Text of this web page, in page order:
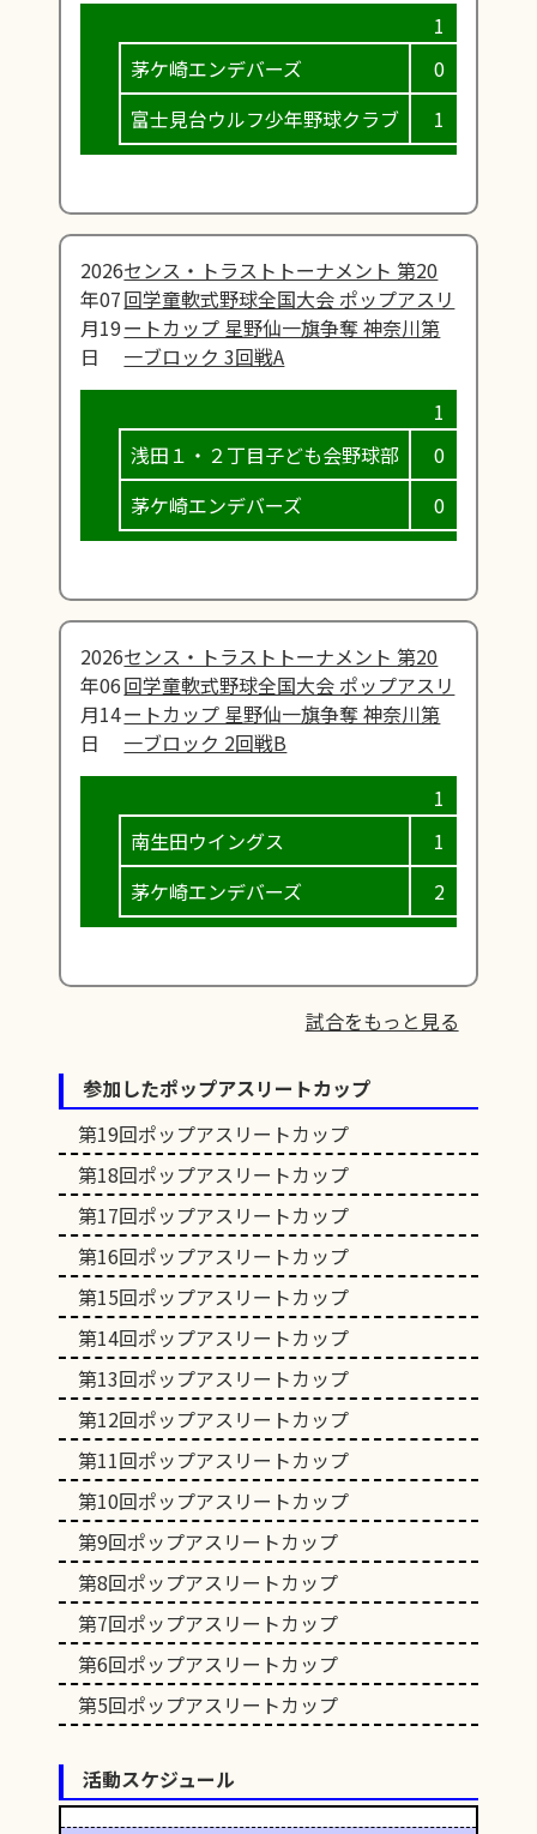
茅ケ崎エンデバーズ
富士見台ウルフ少年野球クラブ
0
1
2026
年07
月19
日
センス・トラストトーナメント 第20
回学童軟式野球全国大会 ポップアスリ
ートカップ 星野仙一旗争奪 神奈川第
一ブロック 3回戦A
浅田１・２丁目子ども会野球部
茅ケ崎エンデバーズ
0
0
2026
年06
月14
日
センス・トラストトーナメント 第20
回学童軟式野球全国大会 ポップアスリ
ートカップ 星野仙一旗争奪 神奈川第
一ブロック 2回戦B
南生田ウイングス
茅ケ崎エンデバーズ
1
2
試合をもっと見る
参加したポップアスリートカップ
第19回ポップアスリートカップ
第18回ポップアスリートカップ
第17回ポップアスリートカップ
第16回ポップアスリートカップ
第15回ポップアスリートカップ
第14回ポップアスリートカップ
第13回ポップアスリートカップ
第12回ポップアスリートカップ
第11回ポップアスリートカップ
第10回ポップアスリートカップ
第9回ポップアスリートカップ
第8回ポップアスリートカップ
第7回ポップアスリートカップ
第6回ポップアスリートカップ
第5回ポップアスリートカップ
活動スケジュール